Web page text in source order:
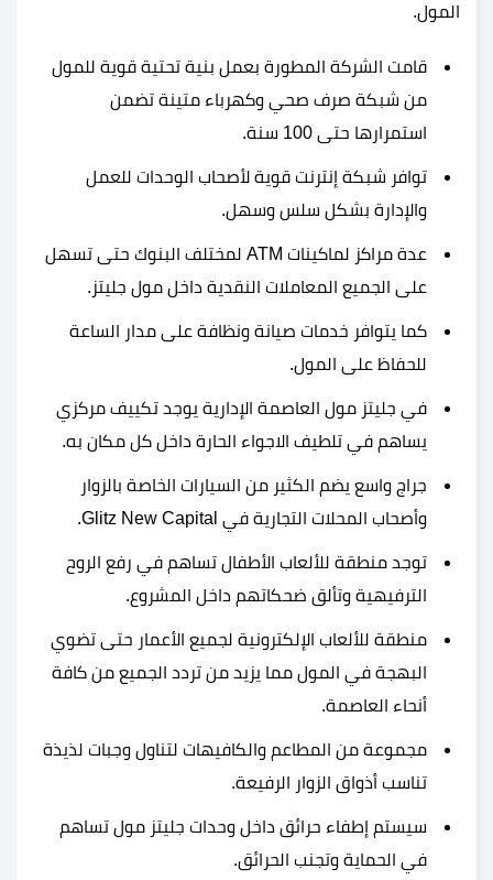
المول.
قامت الشركة المطورة بعمل بنية تحتية قوية للمول
من شبكة صرف صحي وكهرباء متينة تضمن
استمرارها حتى 100 سنة.
توافر شبكة إنترنت قوية لأصحاب الوحدات للعمل
والإدارة بشكل سلس وسهل.
عدة مراكز لماكينات ATM لمختلف البنوك حتى تسهل
على الجميع المعاملات النقدية داخل مول جليتز.
كما يتوافر خدمات صيانة ونظافة على مدار الساعة
للحفاظ على المول.
في جليتز مول العاصمة الإدارية يوجد تكييف مركزي
يساهم في تلطيف الاجواء الحارة داخل كل مكان به.
جراج واسع يضم الكثير من السيارات الخاصة بالزوار
وأصحاب المحلات التجارية في Glitz New Capital.
توجد منطقة للألعاب الأطفال تساهم في رفع الروح
الترفيهية وتألق ضحكاتهم داخل المشروع.
منطقة للألعاب الإلكترونية لجميع الأعمار حتى تضوي
البهجة في المول مما يزيد من تردد الجميع من كافة
أنحاء العاصمة.
مجموعة من المطاعم والكافيهات لتناول وجبات لذيذة
تناسب أذواق الزوار الرفيعة.
سيستم إطفاء حرائق داخل وحدات جليتز مول تساهم
في الحماية وتجنب الحرائق.